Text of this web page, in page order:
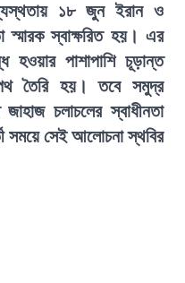
১৮ জুন ইরান ও
স্মারক স্বাক্ষরিত হয়। এর
হওয়ার পাশাপাশি চূড়ান্ত
তৈরি হয়। তবে সমুদ্র
চলাচলের স্বাধীনতা
সময়ে সেই আলোচনা স্থবির